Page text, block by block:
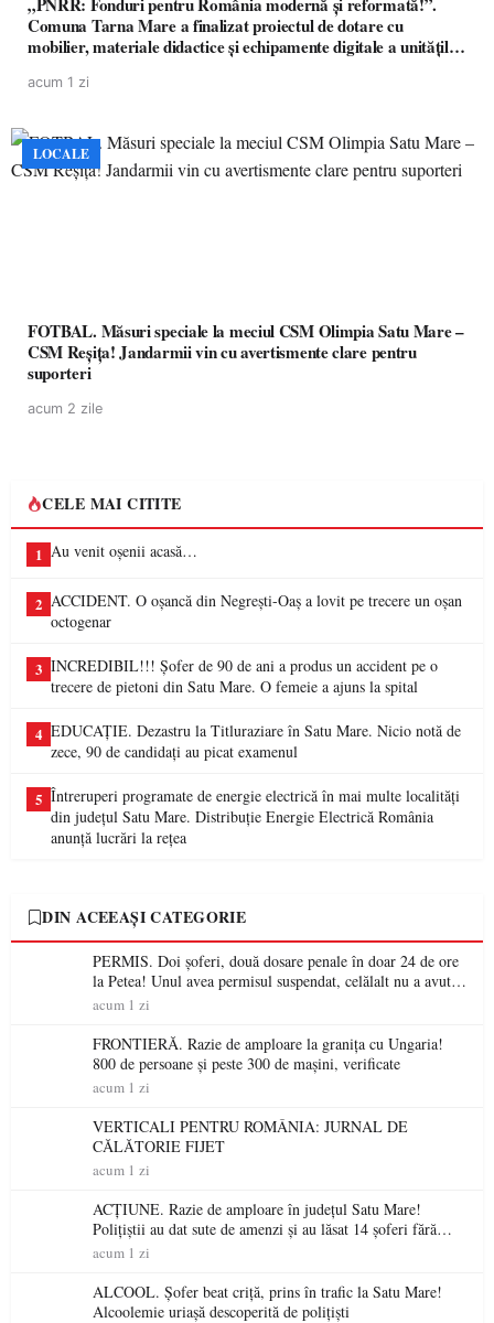
Comuna Tarna Mare a finalizat proiectul de dotare cu
mobilier, materiale didactice și echipamente digitale a unităților
acum 1 zi
LOCALE
FOTBAL. Măsuri speciale la meciul CSM Olimpia Satu Mare –
CSM Reșița! Jandarmii vin cu avertismente clare pentru
suporteri
acum 2 zile
CELE MAI CITITE
1 Au venit oșenii acasă…
2 ACCIDENT. O oșancă din Negrești-Oaș a lovit pe trecere un oșan
octogenar
3 INCREDIBIL!!! Șofer de 90 de ani a produs un accident pe o
trecere de pietoni din Satu Mare. O femeie a ajuns la spital
4 EDUCAȚIE. Dezastru la Titluraziare în Satu Mare. Nicio notă de
zece, 90 de candidați au picat examenul
5 Întreruperi programate de energie electrică în mai multe localități
din județul Satu Mare. Distribuție Energie Electrică România
anunță lucrări la rețea
DIN ACEEAȘI CATEGORIE
PERMIS. Doi șoferi, două dosare penale în doar 24 de ore
la Petea! Unul avea permisul suspendat, celălalt nu a avut
niciodată permis
acum 1 zi
FRONTIERĂ. Razie de amploare la granița cu Ungaria!
800 de persoane și peste 300 de mașini, verificate
acum 1 zi
VERTICALI PENTRU ROMÂNIA: JURNAL DE
CĂLĂTORIE FIJET
acum 1 zi
ACȚIUNE. Razie de amploare în județul Satu Mare!
Polițiștii au dat sute de amenzi și au lăsat 14 șoferi fără
permis într-o singură zi
acum 1 zi
ALCOOL. Șofer beat criță, prins în trafic la Satu Mare!
Alcoolemie uriașă descoperită de polițiști